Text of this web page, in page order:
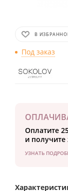
В
Под заказ
Оплатите
и получите
УЗНАТЬ